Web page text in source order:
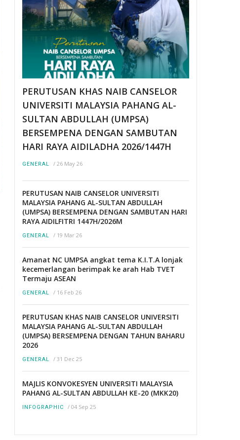
PERUTUSAN KHAS NAIB CANSELOR
UNIVERSITI MALAYSIA PAHANG AL-
SULTAN ABDULLAH (UMPSA)
BERSEMPENA DENGAN SAMBUTAN
HARI RAYA AIDILADHA 2026/1447H
GENERAL / 26 May 26
PERUTUSAN NAIB CANSELOR UNIVERSITI
MALAYSIA PAHANG AL-SULTAN ABDULLAH
(UMPSA) BERSEMPENA DENGAN SAMBUTAN HARI
RAYA AIDILFITRI 1447H/2026M
GENERAL / 19 Mar 26
Amanat NC UMPSA angkat tema K.I.T.A lonjak
kecemerlangan berimpak ke arah Hab TVET
Termaju ASEAN
GENERAL / 16 Feb 26
PERUTUSAN KHAS NAIB CANSELOR UNIVERSITI
MALAYSIA PAHANG AL-SULTAN ABDULLAH
(UMPSA) BERSEMPENA DENGAN TAHUN BAHARU
2026
GENERAL / 31 Dec 25
MAJLIS KONVOKESYEN UNIVERSITI MALAYSIA
PAHANG AL-SULTAN ABDULLAH KE-20 (MKK20)
INFOGRAPHIC / 04 Sep 25